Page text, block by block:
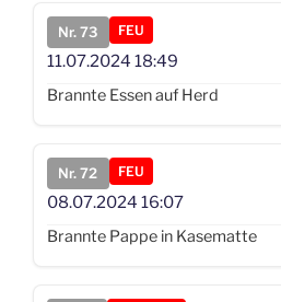
Nr. 73 FEU
11.07.2024 18:49
Brannte Essen auf Herd
Nr. 72 FEU
08.07.2024 16:07
Brannte Pappe in Kasematte